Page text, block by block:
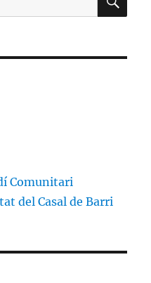
Comunitari
del Casal de Barri